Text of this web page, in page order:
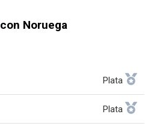
con Noruega
Plata
Plata